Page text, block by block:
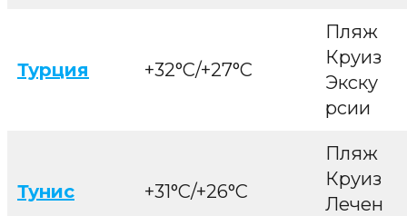
Турция +32°C/+27°C
Пляж
Круиз
Экску
рсии
Тунис +31°C/+26°C
Пляж
Круиз
Лечен